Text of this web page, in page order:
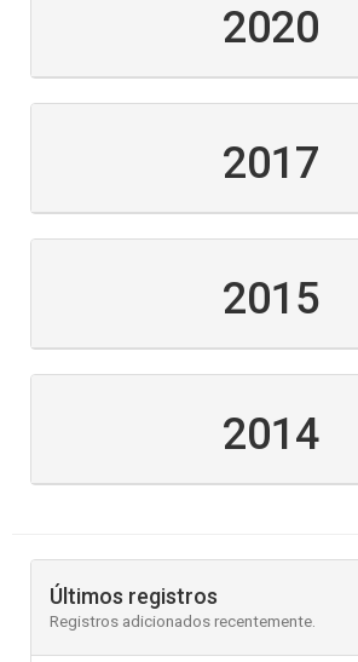
2020
2017
2015
2014
Últimos registros
Registros adicionados recentemente.